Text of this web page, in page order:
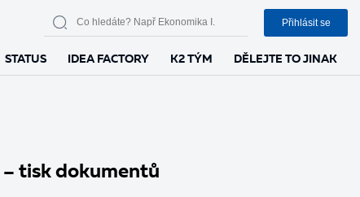
STATUS IDEA FACTORY K2 TÝM DĚLEJTE TO JINAK
Přihlásit se
tisk dokumentů